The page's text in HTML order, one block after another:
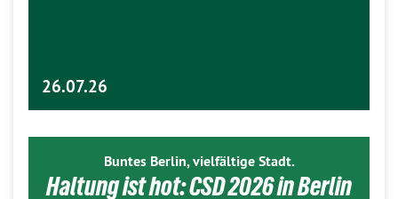
26.07.26
Buntes Berlin, vielfältige Stadt.
Haltung ist hot: CSD 2026 in Berlin